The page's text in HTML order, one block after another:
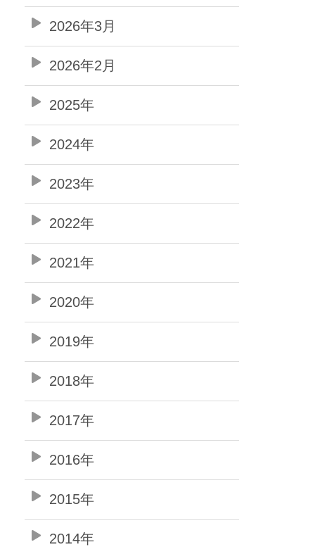
2026年3月
2026年2月
2025年
2024年
2023年
2022年
2021年
2020年
2019年
2018年
2017年
2016年
2015年
2014年